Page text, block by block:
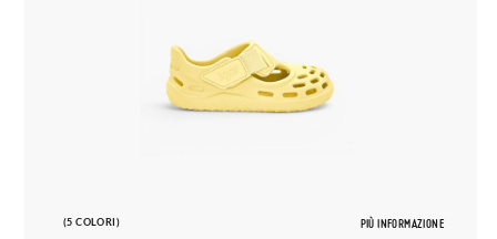
(5 COLORI) PIÙ INFORMAZIONE